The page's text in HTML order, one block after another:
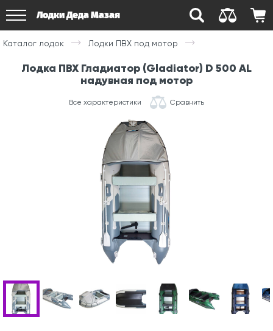
Лодки Деда Мазая
Каталог лодок Лодки ПВХ под мотор
Лодка ПВХ Гладиатор (Gladiator) D 500 AL
надувная под мотор
Все характеристики Сравнить